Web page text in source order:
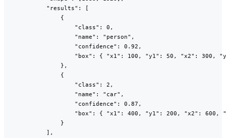
            "results": [
                {
                    "class": 0,
                    "name": "person",
                    "confidence": 0.92,
"box": { "x1": 100, "y1": 50, "x2": 300,
                },
                {
                    "class": 2,
                    "name": "car",
                    "confidence": 0.87,
"box": { "x1": 400, "y1": 200, "x2": 600,
                }
            ],